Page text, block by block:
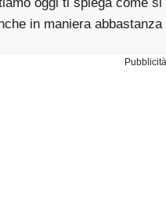
in maniera abbastanza
Pubblicità